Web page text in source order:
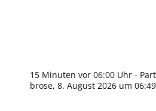
15 Minuten vor 06:00 Uhr -
brose,8. August 2026 um 06:49